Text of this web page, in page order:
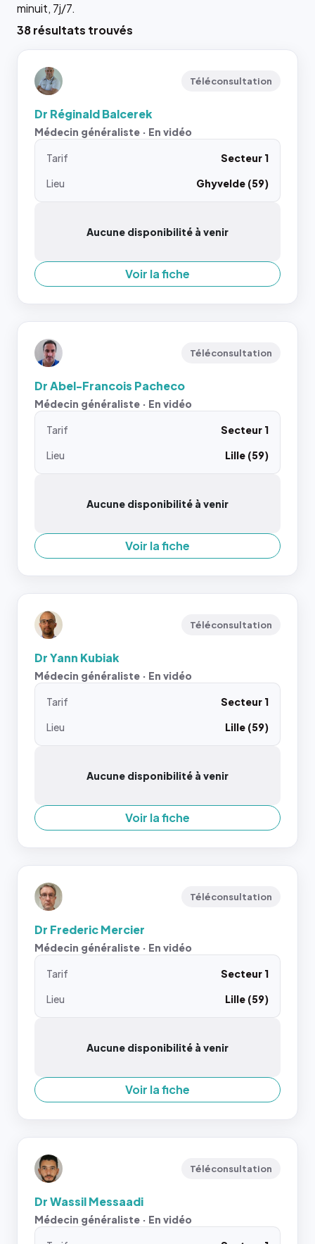
minuit, 7j/7.
38 résultats trouvés
Téléconsultation
Dr Réginald Balcerek
Médecin généraliste · En vidéo
Tarif
Secteur 1
Lieu
Ghyvelde (59)
Aucune disponibilité à venir
Voir la fiche
Téléconsultation
Dr Abel-Francois Pacheco
Médecin généraliste · En vidéo
Tarif
Secteur 1
Lieu
Lille (59)
Aucune disponibilité à venir
Voir la fiche
Téléconsultation
Dr Yann Kubiak
Médecin généraliste · En vidéo
Tarif
Secteur 1
Lieu
Lille (59)
Aucune disponibilité à venir
Voir la fiche
Téléconsultation
Dr Frederic Mercier
Médecin généraliste · En vidéo
Tarif
Secteur 1
Lieu
Lille (59)
Aucune disponibilité à venir
Voir la fiche
Téléconsultation
Dr Wassil Messaadi
Médecin généraliste · En vidéo